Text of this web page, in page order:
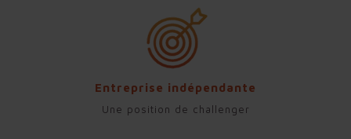
Entreprise indépendante
Une position de challenger